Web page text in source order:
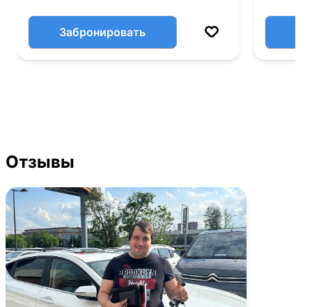
Забронировать
Отзывы